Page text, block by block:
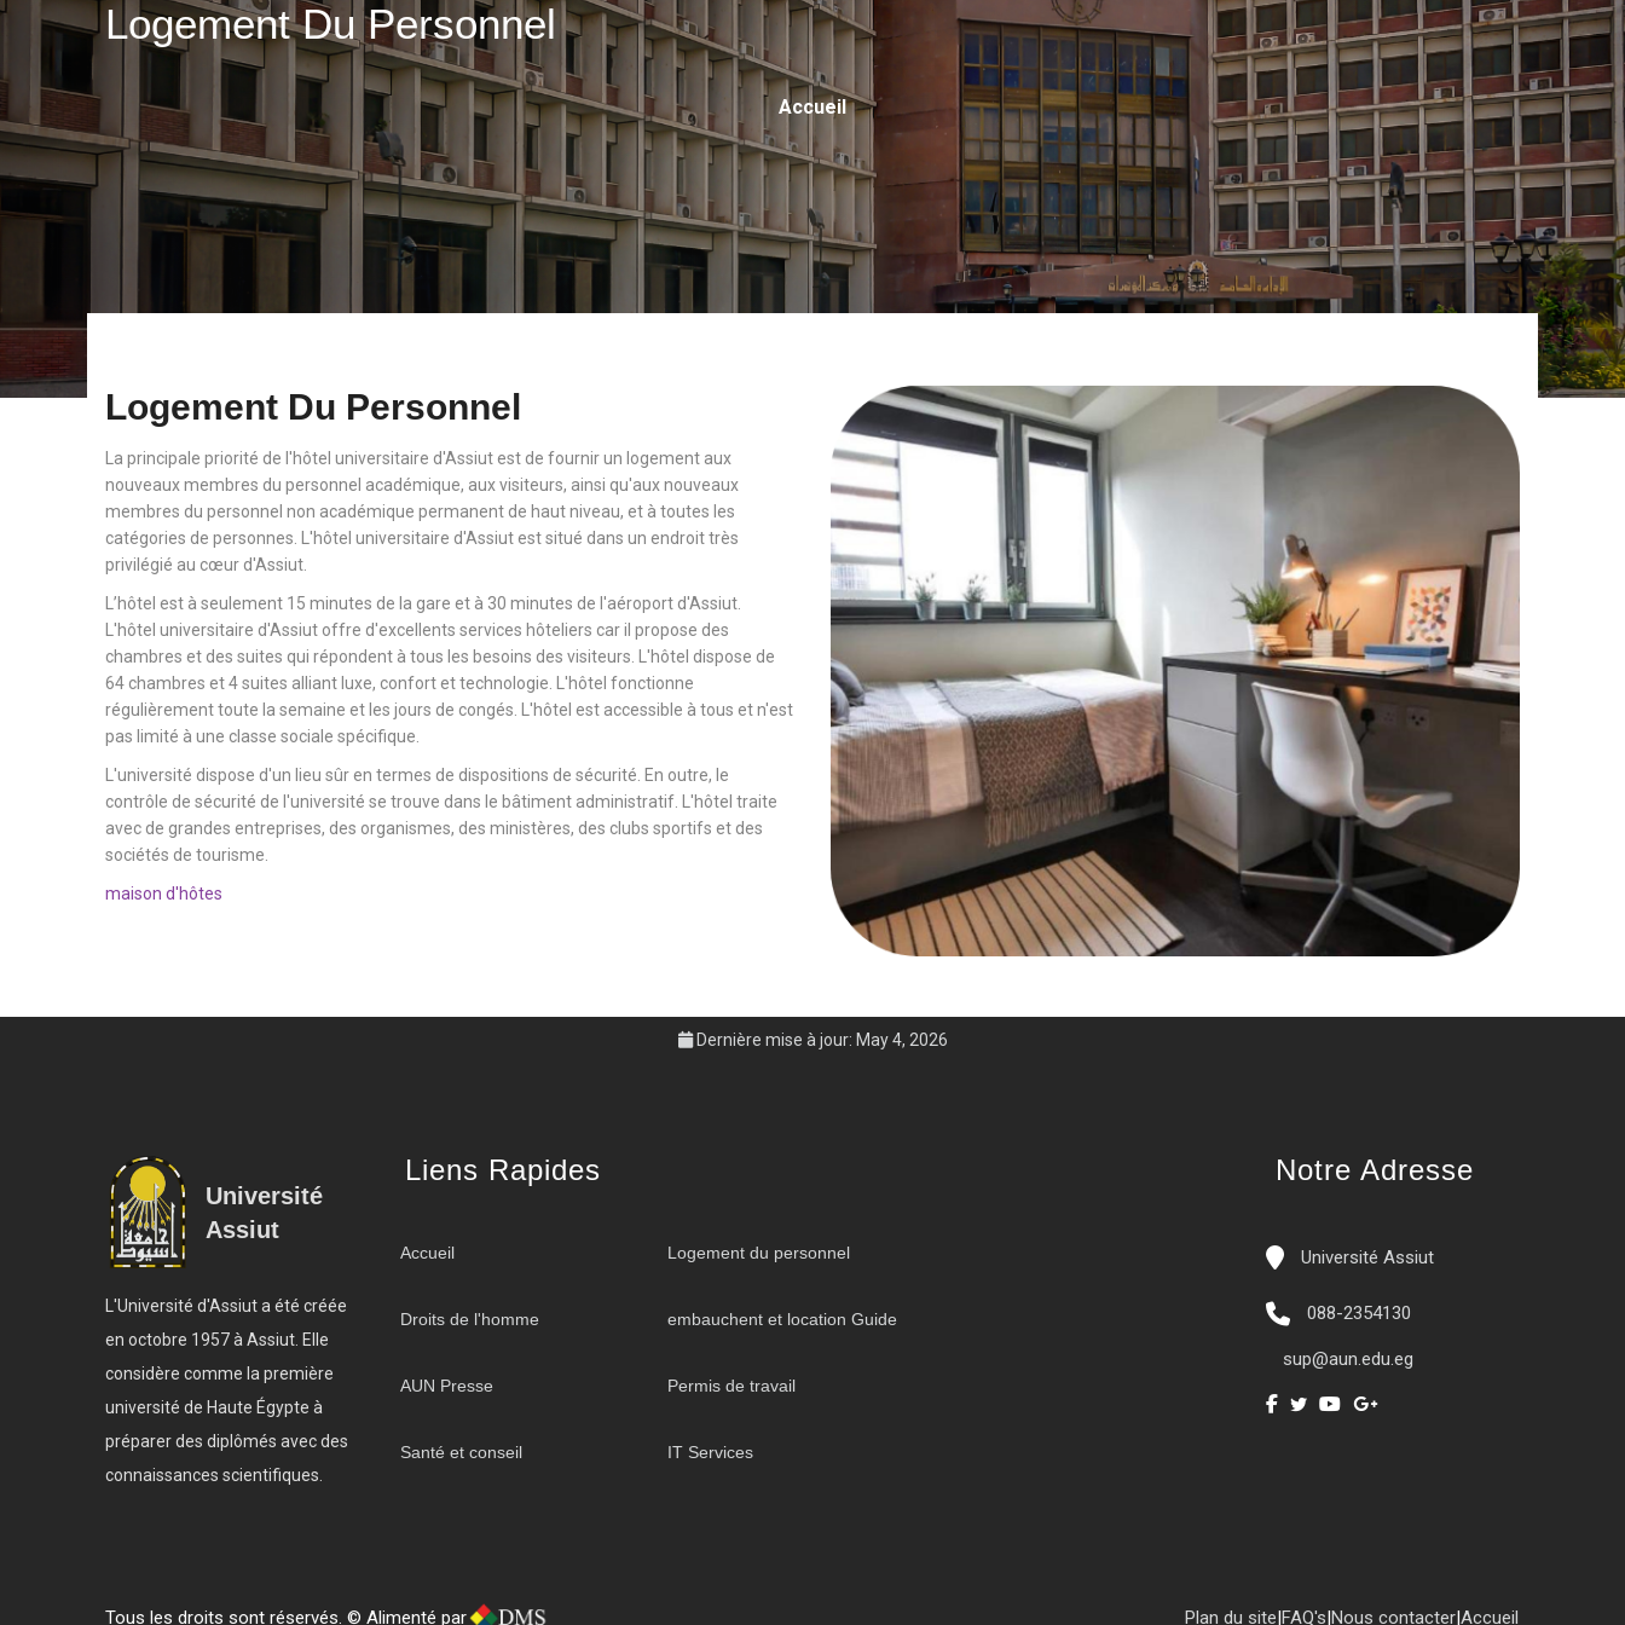
Logement Du Personnel
Fil
D'Ariane
Accueil
Logement Du Personnel
La principale priorité de l'hôtel universitaire d'Assiut est de fournir un logement aux
nouveaux membres du personnel académique, aux visiteurs, ainsi qu'aux nouveaux
membres du personnel non académique permanent de haut niveau, et à toutes les
catégories de personnes. L'hôtel universitaire d'Assiut est situé dans un endroit très
privilégié au cœur d'Assiut.
L’hôtel est à seulement 15 minutes de la gare et à 30 minutes de l'aéroport d'Assiut.
L'hôtel universitaire d'Assiut offre d'excellents services hôteliers car il propose des
chambres et des suites qui répondent à tous les besoins des visiteurs. L'hôtel dispose de
64 chambres et 4 suites alliant luxe, confort et technologie. L'hôtel fonctionne
régulièrement toute la semaine et les jours de congés. L'hôtel est accessible à tous et n'est
pas limité à une classe sociale spécifique.
L'université dispose d'un lieu sûr en termes de dispositions de sécurité. En outre, le
contrôle de sécurité de l'université se trouve dans le bâtiment administratif. L'hôtel traite
avec de grandes entreprises, des organismes, des ministères, des clubs sportifs et des
sociétés de tourisme.
maison d'hôtes
Dernière mise à jour: May 4, 2026
Université
Assiut
L'Université d'Assiut a été créée
en octobre 1957 à Assiut. Elle
considère comme la première
université de Haute Égypte à
préparer des diplômés avec des
connaissances scientifiques.
Liens Rapides
Accueil Logement du personnel
Droits de l'homme embauchent et location Guide
AUN Presse Permis de travail
Santé et conseil IT Services
Notre Adresse
Université Assiut
088-2354130
sup@aun.edu.eg
Tous les droits sont réservés. © Alimenté par Accueil
|
Nous contacter
|
FAQ's
|
Plan du site